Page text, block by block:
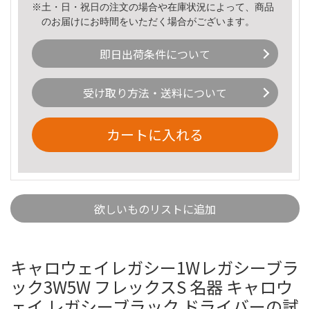
※土・日・祝日の注文の場合や在庫状況によって、商品
のお届けにお時間をいただく場合がございます。
即日出荷条件について
受け取り方法・送料について
カートに入れる
欲しいものリストに追加
キャロウェイレガシー1Wレガシーブラ
ック3W5W フレックスS 名器 キャロウ